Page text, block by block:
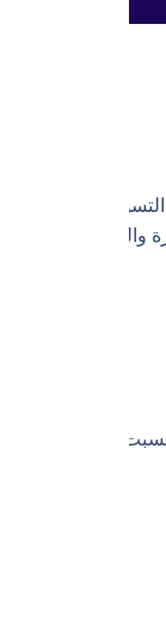
الرقمي،
إلى
– الجمعة :